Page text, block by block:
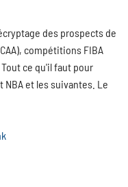
des prospects de
compétitions FIBA
ce qu'il faut pour
NBA et les suivantes. Le